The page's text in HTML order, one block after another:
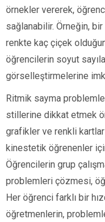
örnekler vererek,
sağlanabilir. Örneğin,
renkte kaç çiçek
öğrencilerin soyut
görselleştirmelerine
Ritmik sayma
stillerine dikkat etmek
grafikler ve renkli
kinestetik öğrenenler
Öğrencilerin grup
problemleri çözmesi,
Her öğrenci farklı bir
öğretmenlerin,